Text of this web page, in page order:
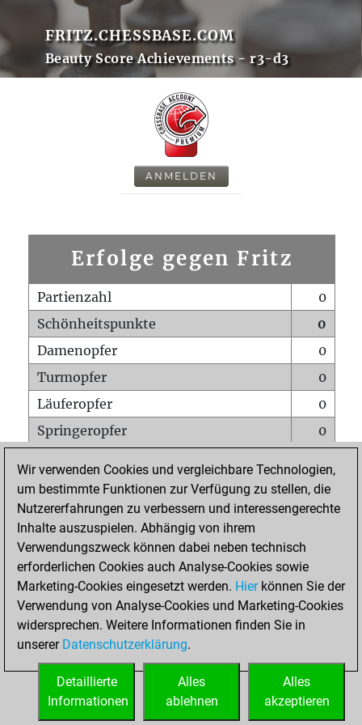
FRITZ.CHESSBASE.COM
Beauty Score Achievements - r3-d3
ANMELDEN
Erfolge gegen Fritz
Partienzahl
0
Schönheitspunkte
0
Damenopfer
0
Turmopfer
0
Läuferopfer
0
Springeropfer
0
Matt auf vollem Brett
0
Bauer setzt Matt
0
Erstickte Matts
Unterverwandlungen
Türme auf der siebten
0
STARTSEITE
Wir verwenden Cookies und vergleichbare Technologien,
um bestimmte Funktionen zur Verfügung zu stellen, die
Nutzererfahrungen zu verbessern und interessengerechte
Inhalte auszuspielen. Abhängig von ihrem
Verwendungszweck können dabei neben technisch
erforderlichen Cookies auch Analyse-Cookies sowie
Marketing-Cookies eingesetzt werden. Hierkönnen Sie der
Verwendung von Analyse-Cookies und Marketing-Cookies
widersprechen. Weitere Informationen finden Sie in
unserer Datenschutzerklärung.
Alles
akzeptieren
Alles
ablehnen
Detaillierte
Informationen